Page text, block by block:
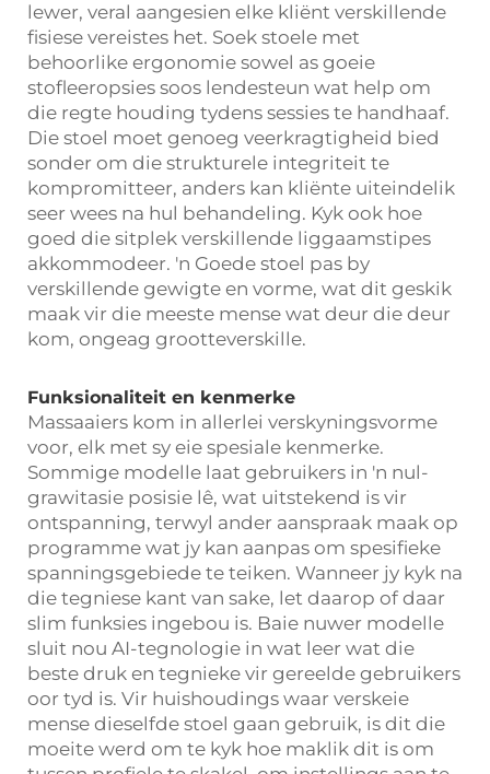
lewer, veral aangesien elke kliënt verskillende
fisiese vereistes het. Soek stoele met
behoorlike ergonomie sowel as goeie
stofleeropsies soos lendesteun wat help om
die regte houding tydens sessies te handhaaf.
Die stoel moet genoeg veerkragtigheid bied
sonder om die strukturele integriteit te
kompromitteer, anders kan kliënte uiteindelik
seer wees na hul behandeling. Kyk ook hoe
goed die sitplek verskillende liggaamstipes
akkommodeer. 'n Goede stoel pas by
verskillende gewigte en vorme, wat dit geskik
maak vir die meeste mense wat deur die deur
kom, ongeag grootteverskille.
Funksionaliteit en kenmerke
Massaaiers kom in allerlei verskyningsvorme
voor, elk met sy eie spesiale kenmerke.
Sommige modelle laat gebruikers in 'n nul-
grawitasie posisie lê, wat uitstekend is vir
ontspanning, terwyl ander aanspraak maak op
programme wat jy kan aanpas om spesifieke
spanningsgebiede te teiken. Wanneer jy kyk na
die tegniese kant van sake, let daarop of daar
slim funksies ingebou is. Baie nuwer modelle
sluit nou AI-tegnologie in wat leer wat die
beste druk en tegnieke vir gereelde gebruikers
oor tyd is. Vir huishoudings waar verskeie
mense dieselfde stoel gaan gebruik, is dit die
moeite werd om te kyk hoe maklik dit is om